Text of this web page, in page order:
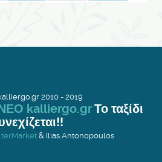
2010 - 2019
kalliergo.grΤο ταξίδι
& Ilias Antonopoulos